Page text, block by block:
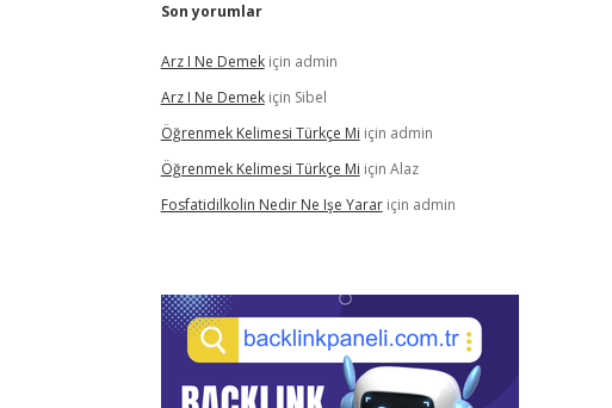
Son yorumlar
Arz I Ne Demekiçin admin
Arz I Ne Demekiçin Sibel
Öğrenmek Kelimesi Türkçe Mi için admin
Öğrenmek Kelimesi Türkçe Mi için Alaz
Fosfatidilkolin Nedir Ne Işe Yarariçin admin